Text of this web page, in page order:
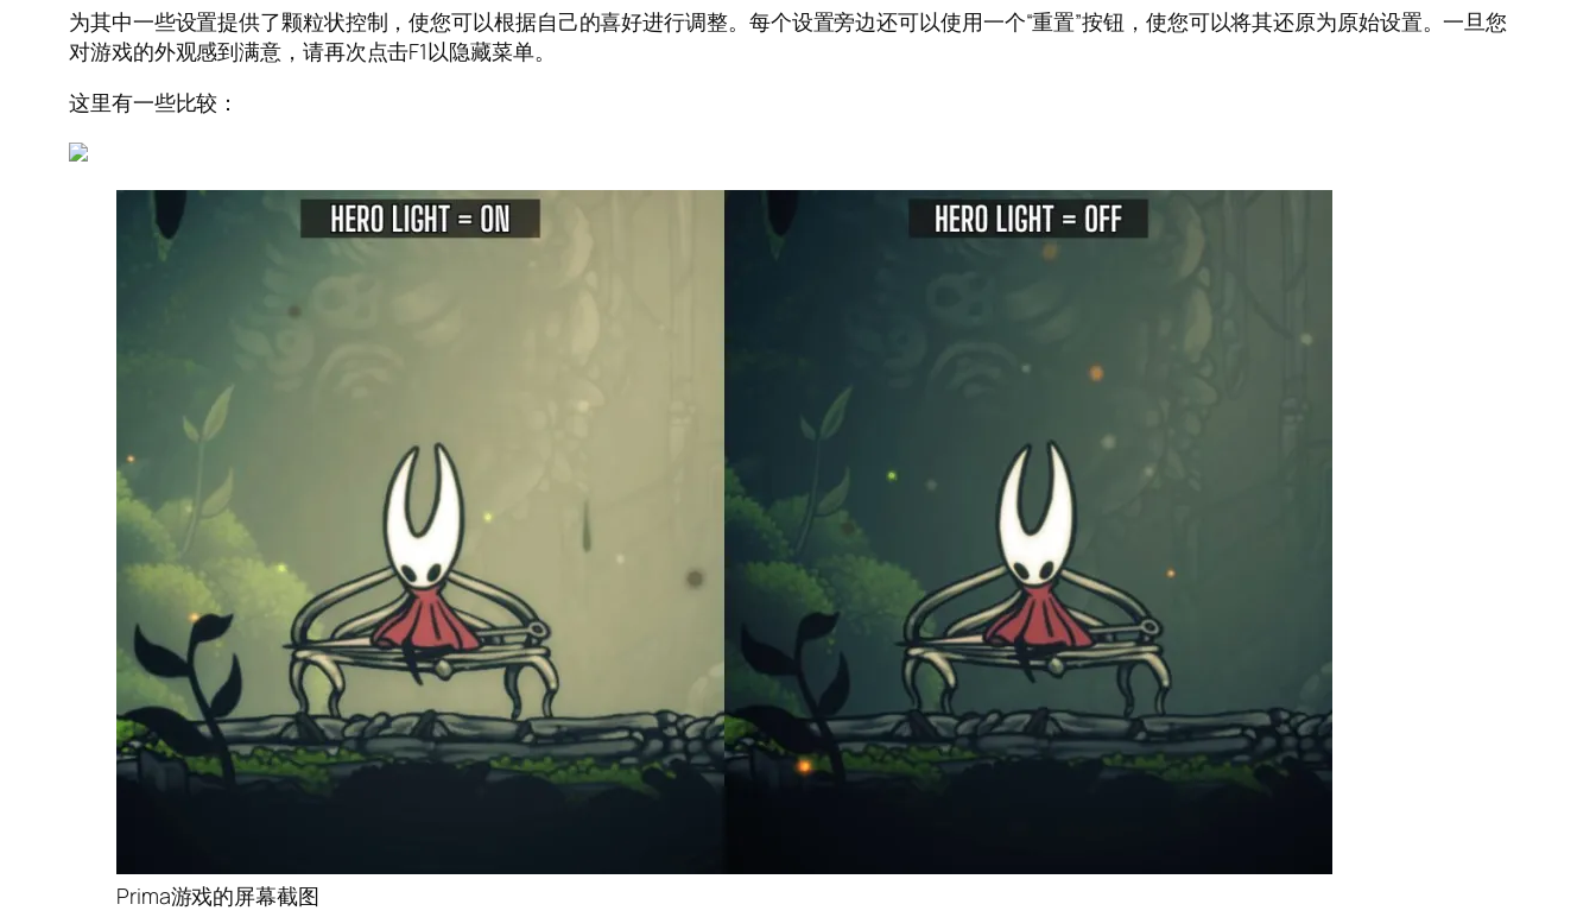
为其中一些设置提供了颗粒状控制，使您可以根据自己的喜好进行调整。每个设置旁边还可以使用一个“重置”按钮，使您可以将其还原为原始设置。一旦您
对游戏的外观感到满意，请再次点击F1以隐藏菜单。
这里有一些比较：
Prima游戏的屏幕截图